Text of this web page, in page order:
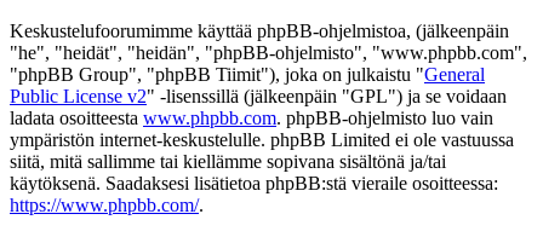
Keskustelufoorumimme käyttää phpBB-ohjelmistoa, (jälkeenpäin
"he", "heidät", "heidän", "phpBB-ohjelmisto", "www.phpbb.com",
"phpBB Group", "phpBB Tiimit"), joka on julkaistu "General
Public License v2" -lisenssillä (jälkeenpäin "GPL") ja se voidaan
ladata osoitteesta www.phpbb.com. phpBB-ohjelmisto luo vain
ympäristön internet-keskustelulle. phpBB Limited ei ole vastuussa
siitä, mitä sallimme tai kiellämme sopivana sisältönä ja/tai
käytöksenä. Saadaksesi lisätietoa phpBB:stä vieraile osoitteessa:
https://www.phpbb.com/.